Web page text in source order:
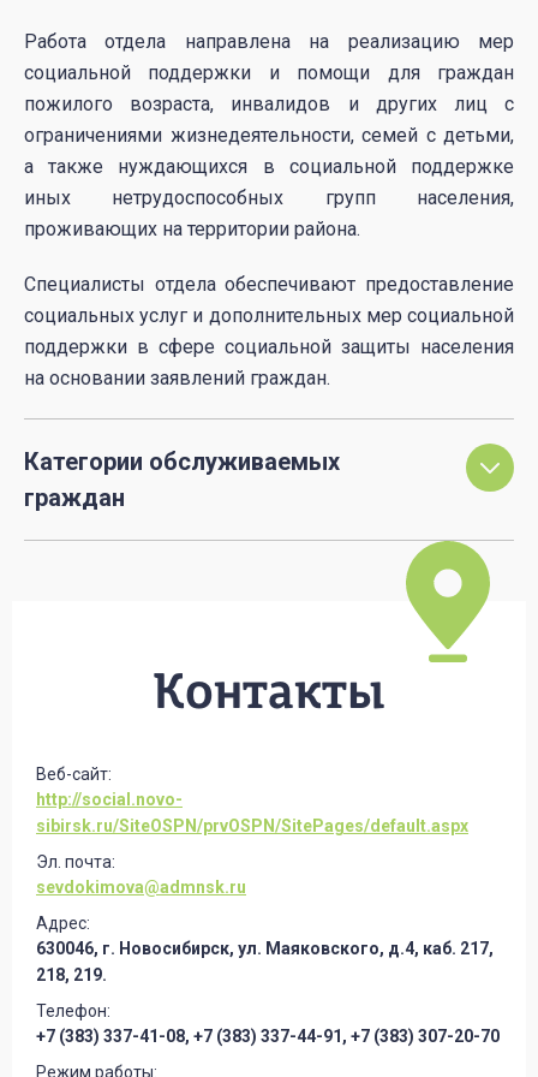
Работа отдела направлена на реализацию мер
социальной поддержки и помощи для граждан
пожилого возраста, инвалидов и других лиц с
ограничениями жизнедеятельности, семей с детьми,
а также нуждающихся в социальной поддержке
иных нетрудоспособных групп населения,
проживающих на территории района.
Специалисты отдела обеспечивают предоставление
социальных услуг и дополнительных мер социальной
поддержки в сфере социальной защиты населения
на основании заявлений граждан.
Категории обслуживаемых
граждан
Контакты
Веб-сайт:
http://social.novo-
sibirsk.ru/SiteOSPN/prvOSPN/SitePages/default.aspx
Эл. почта:
sevdokimova@admnsk.ru
Адрес:
630046, г. Новосибирск, ул. Маяковского, д.4, каб. 217,
218, 219.
Телефон:
+7 (383) 337-41-08, +7 (383) 337-44-91, +7 (383) 307-20-70
Режим работы: